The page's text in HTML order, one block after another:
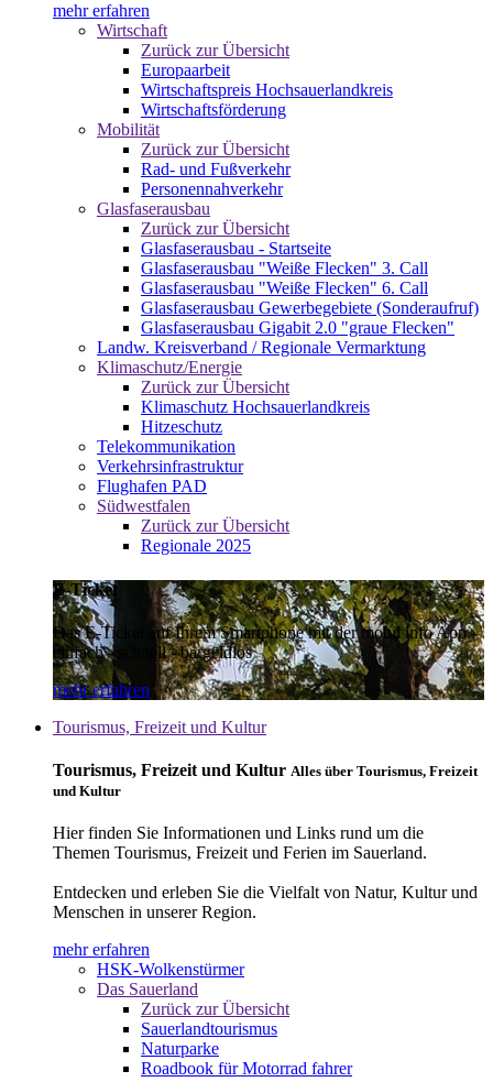
mehr erfahren
Wirtschaft
Zurück zur Übersicht
Europaarbeit
Wirtschaftspreis Hochsauerlandkreis
Wirtschaftsförderung
Mobilität
Zurück zur Übersicht
Rad- und Fußverkehr
Personennahverkehr
Glasfaserausbau
Zurück zur Übersicht
Glasfaserausbau - Startseite
Glasfaserausbau "Weiße Flecken" 3. Call
Glasfaserausbau "Weiße Flecken" 6. Call
Glasfaserausbau Gewerbegebiete (Sonderaufruf)
Glasfaserausbau Gigabit 2.0 "graue Flecken"
Landw. Kreisverband / Regionale Vermarktung
Klimaschutz/Energie
Zurück zur Übersicht
Klimaschutz Hochsauerlandkreis
Hitzeschutz
Telekommunikation
Verkehrsinfrastruktur
Flughafen PAD
Südwestfalen
Zurück zur Übersicht
Regionale 2025
E-Ticket
Das E-Ticket auf Ihrem Smartphone mit der mobil info App -
einfach - schnell - bargeldlos
mehr erfahren
Tourismus, Freizeit und Kultur
Tourismus, Freizeit und Kultur Alles über Tourismus, Freizeit
und Kultur
Hier finden Sie Informationen und Links rund um die
Themen Tourismus, Freizeit und Ferien im Sauerland.
Entdecken und erleben Sie die Vielfalt von Natur, Kultur und
Menschen in unserer Region.
mehr erfahren
HSK-Wolkenstürmer
Das Sauerland
Zurück zur Übersicht
Sauerlandtourismus
Naturparke
Roadbook für Motorrad fahrer